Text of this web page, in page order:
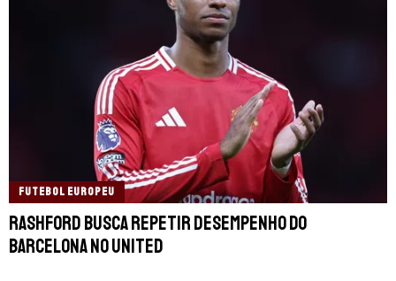
FUTEBOL EUROPEU
Rashford busca repetir desempenho do
Barcelona no United